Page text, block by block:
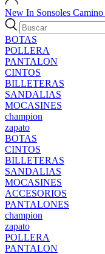
New In Sonsoles Camino
BOTAS
POLLERA
PANTALON
CINTOS
BILLETERAS
SANDALIAS
MOCASINES
champion
zapato
BOTAS
CINTOS
BILLETERAS
SANDALIAS
MOCASINES
ACCESORIOS
PANTALONES
champion
zapato
POLLERA
PANTALON